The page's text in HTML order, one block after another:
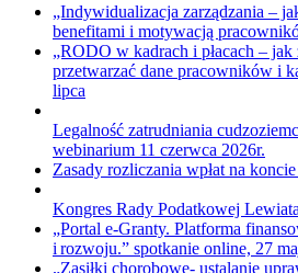
„Indywidualizacja zarządzania –
benefitami i motywacją
„RODO w kadrach i płacach –
przetwarzać dane pracowników i
lipca
Legalność zatrudniania
webinarium 11 czerwca 2026r.
Zasady rozliczania wpłat na
Kongres Rady Podatkowej
„Portal e-Granty. Platforma
i rozwoju.” spotkanie online, 27
„Zasiłki chorobowe- ustalanie